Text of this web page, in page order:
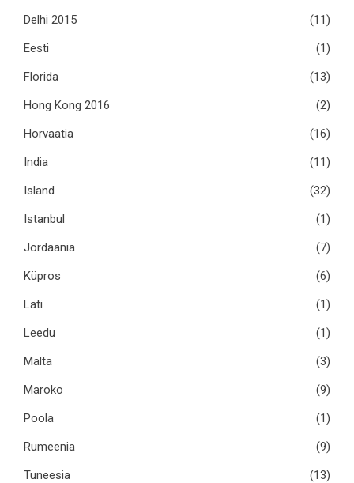
Delhi 2015
(11)
Eesti
(1)
Florida
(13)
Hong Kong 2016
(2)
Horvaatia
(16)
India
(11)
Island
(32)
Istanbul
(1)
Jordaania
(7)
Küpros
(6)
Läti
(1)
Leedu
(1)
Malta
(3)
Maroko
(9)
Poola
(1)
Rumeenia
(9)
Tuneesia
(13)